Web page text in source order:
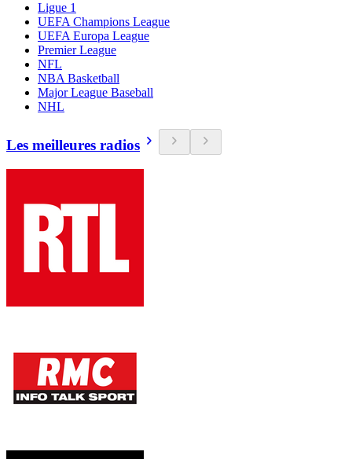
Ligue 1
UEFA Champions League
UEFA Europa League
Premier League
NFL
NBA Basketball
Major League Baseball
NHL
Les meilleures radios